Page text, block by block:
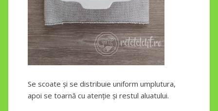
Se scoate și se distribuie uniform umplutura,
apoi se toarnă cu atenție și restul aluatului.